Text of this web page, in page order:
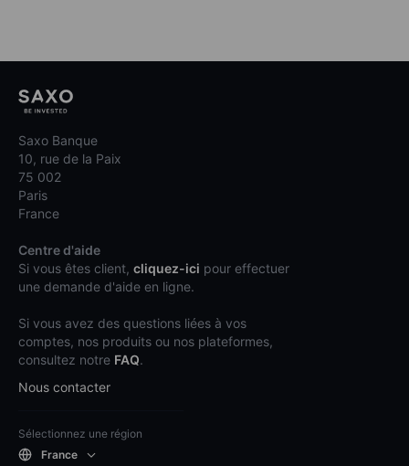
Saxo Banque
10, rue de la Paix
75 002
Paris
France
Centre d'aide
Si vous êtes client, cliquez-ici pour effectuer
une demande d'aide en ligne.
Si vous avez des questions liées à vos
comptes, nos produits ou nos plateformes,
consultez notre FAQ.
Nous contacter
Sélectionnez une région
France